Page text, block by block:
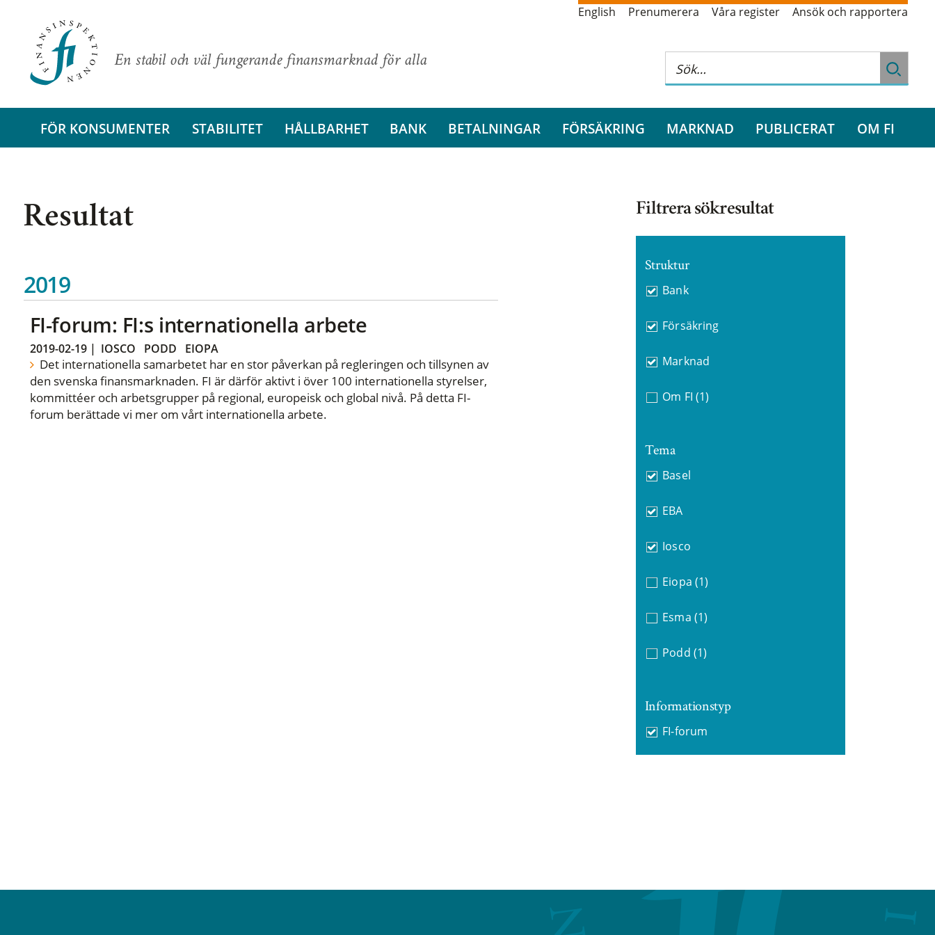
En stabil och väl fungerande finansmarknad för alla
English Prenumerera Våra register Ansök och rapportera
FÖR KONSUMENTER STABILITET HÅLLBARHET BANK BETALNINGAR FÖRSÄKRING MARKNAD PUBLICERAT OM FI
Resultat
2019
FI-forum: FI:s internationella arbete
2019-02-19| IOSCO PODD EIOPA
Det internationella samarbetet har en stor påverkan på regleringen och tillsynen av
den svenska finansmarknaden. FI är därför aktivt i över 100 internationella styrelser,
kommittéer och arbetsgrupper på regional, europeisk och global nivå. På detta FI-
forum berättade vi mer om vårt internationella arbete.
Filtrera sökresultat
Struktur
Bank
Försäkring
Marknad
Om FI (1)
Tema
Basel
EBA
Iosco
Eiopa (1)
Esma (1)
Podd (1)
Informationstyp
FI-forum